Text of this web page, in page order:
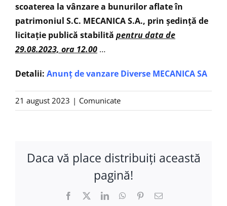
scoaterea la vânzare a bunurilor aflate în
patrimoniul S.C. MECANICA S.A., prin ședință de
licitaţie publică stabilită pentru data de
29.08.2023, ora 12.00 …
Detalii: Anunț de vanzare Diverse MECANICA SA
21 august 2023 | Comunicate
Daca vă place distribuiţi această
pagină!
Facebook LinkedInWhatsApp
Pinterest
E-